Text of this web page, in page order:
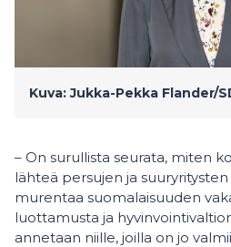
Kuva: Jukka-Pekka Flander/
– On surullista seurata, miten
lähteä persujen ja
murentaa suomalaisuuden
luottamusta ja
annetaan niille, joilla on jo